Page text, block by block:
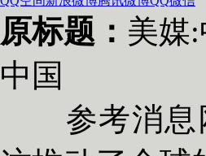
原标题： 美媒
中国
参考消息网